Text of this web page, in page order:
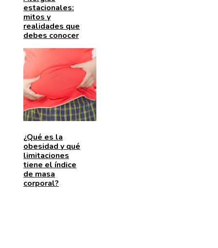
estacionales:
mitos y
realidades que
debes conocer
¿Qué es la
obesidad y qué
limitaciones
tiene el índice
de masa
corporal?